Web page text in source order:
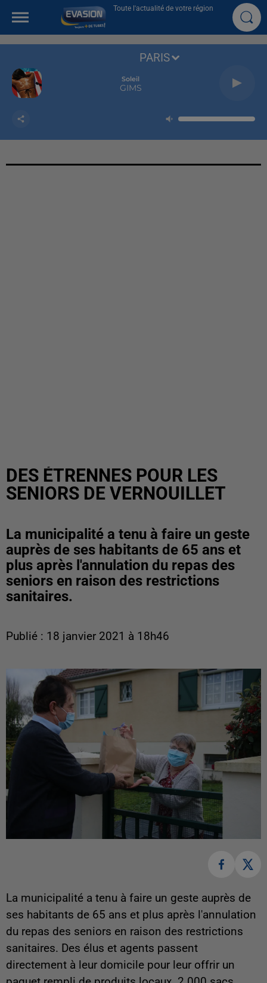
Toute l'actualité de votre région
Soleil
GIMS
PARIS
DES ÉTRENNES POUR LES
SENIORS DE VERNOUILLET
La municipalité a tenu à faire un geste
auprès de ses habitants de 65 ans et
plus après l'annulation du repas des
seniors en raison des restrictions
sanitaires.
Publié : 18 janvier 2021 à 18h46
La municipalité a tenu à faire un geste auprès de
ses habitants de 65 ans et plus après l'annulation
du repas des seniors en raison des restrictions
sanitaires. Des élus et agents passent
directement à leur domicile pour leur offrir un